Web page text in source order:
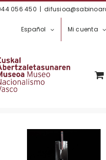
056 450 |
Español Mi cuenta